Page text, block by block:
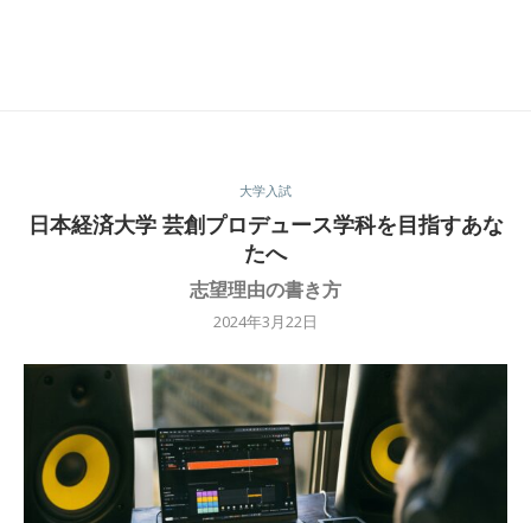
大学入試
日本経済大学 芸創プロデュース学科を目指すあな
たへ
志望理由の書き方
2024年3月22日